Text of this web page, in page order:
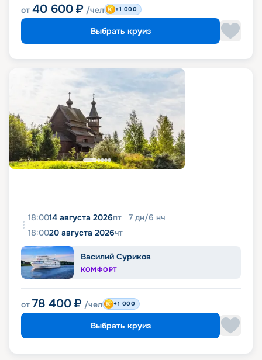
от 40 600 ₽ /чел +1 000
Выбрать круиз
18:0014 августа 2026пт 7 дн/6 нч
18:0020 августа 2026чт
Василий Суриков
КОМФОРТ
от 78 400 ₽ /чел +1 000
Выбрать круиз